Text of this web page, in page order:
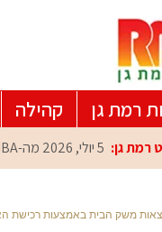
רמת גן קהילה
רמת גן: 5 יולי, 2026 מה-NBA למרכז הפיתוח ברמת גן: עומרי כספי במפגש הוקרה מיוחד
משק הבית באמצעות רכישת